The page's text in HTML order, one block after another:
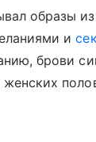
образы
и
брови